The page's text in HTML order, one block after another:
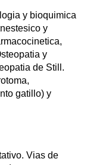
y bioquimica
y
y
de Still.
gatillo) y
Vias de